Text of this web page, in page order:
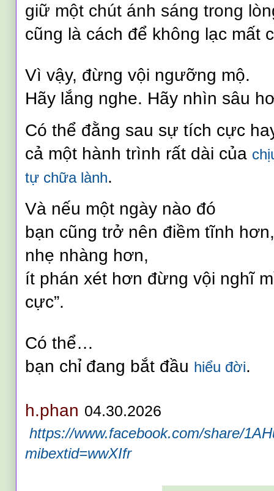
giữ một chút ánh sáng trong
cũng là cách để không lạc mất
Vì vậy, đừng vội ngưỡng mộ.
Hãy lắng nghe. Hãy nhìn sâu
Có thể đằng sau sự tích cực
cả một hành trình rất dài của
tự chữa lành.
Và nếu một ngày nào đó
bạn cũng trở nên điềm tĩnh
nhẹ nhàng hơn,
ít phán xét hơn đừng vội nghĩ
cực”.
Có thể…
bạn chỉ đang bắt đầu hiểu đời.
h.phan 04.30.2026
https://www.facebook.com/share/
mibextid=wwXIfr